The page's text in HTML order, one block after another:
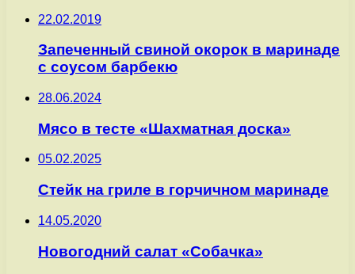
22.02.2019
Запеченный свиной окорок в маринаде
с соусом барбекю
28.06.2024
Мясо в тесте «Шахматная доска»
05.02.2025
Стейк на гриле в горчичном маринаде
14.05.2020
Новогодний салат «Собачка»